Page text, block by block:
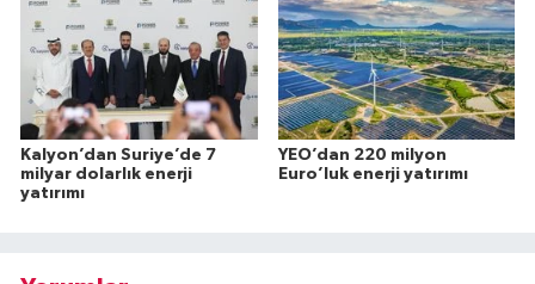
Kalyon’dan Suriye’de 7
milyar dolarlık enerji
yatırımı
YEO’dan 220 milyon
Euro’luk enerji yatırımı